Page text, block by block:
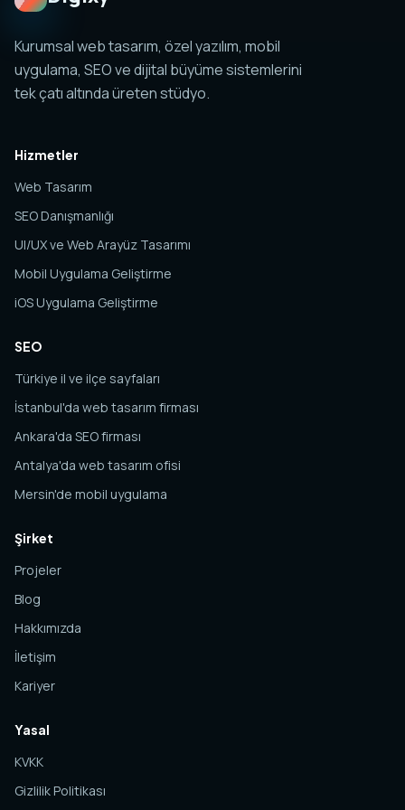
Kurumsal web tasarım, özel yazılım, mobil
uygulama, SEO ve dijital büyüme sistemlerini
tek çatı altında üreten stüdyo.
Hizmetler
Web Tasarım
SEO Danışmanlığı
UI/UX ve Web Arayüz Tasarımı
Mobil Uygulama Geliştirme
iOS Uygulama Geliştirme
SEO
Türkiye il ve ilçe sayfaları
İstanbul'da web tasarım firması
Ankara'da SEO firması
Antalya'da web tasarım ofisi
Mersin'de mobil uygulama
Şirket
Projeler
Blog
Hakkımızda
İletişim
Kariyer
Yasal
KVKK
Gizlilik Politikası